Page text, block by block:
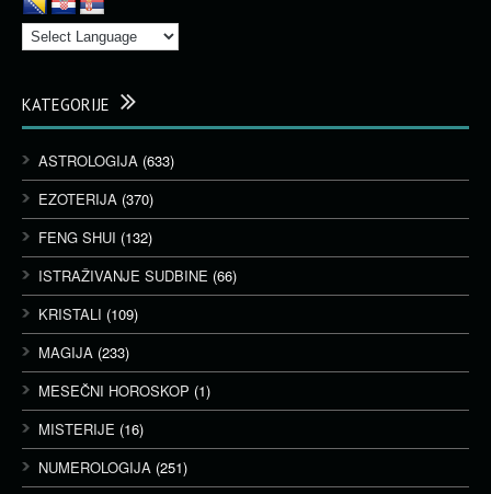
KATEGORIJE
ASTROLOGIJA (633)
EZOTERIJA (370)
FENG SHUI (132)
ISTRAŽIVANJE SUDBINE (66)
KRISTALI (109)
MAGIJA (233)
MESEČNI HOROSKOP (1)
MISTERIJE (16)
NUMEROLOGIJA (251)